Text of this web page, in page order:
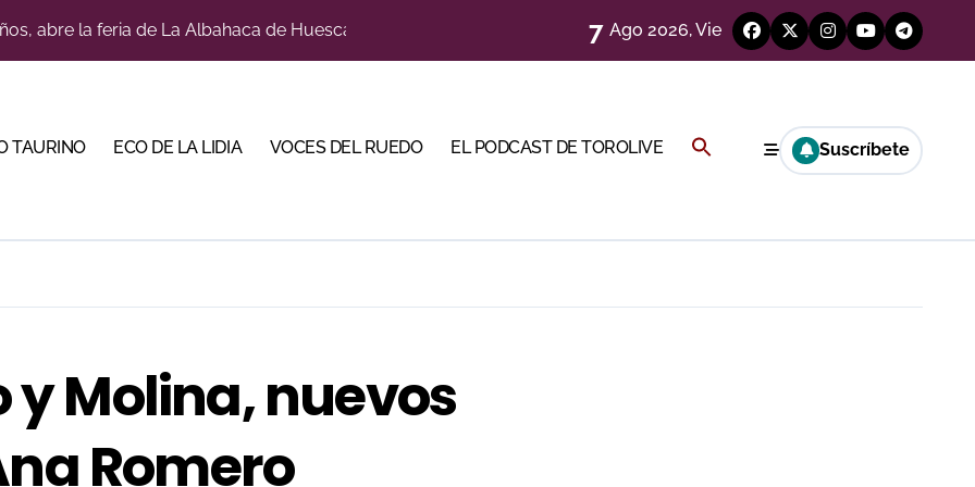
con alicientes y marcado acento torista
la corrida de seis rejoneadores en El Puerto de Santa María esta noche
7 Ago 2026, Vie
TAURINO ECO DE LA LIDIA VOCES DEL RUEDO EL PODCAST DE TOROLIVE Buscar: Suscríbete
Molina, nuevos
Romero